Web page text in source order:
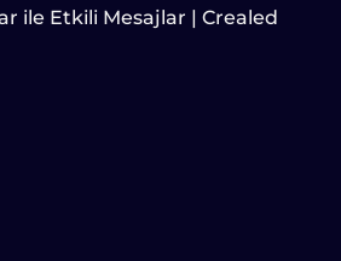
ile Etkili Mesajlar | Crealed